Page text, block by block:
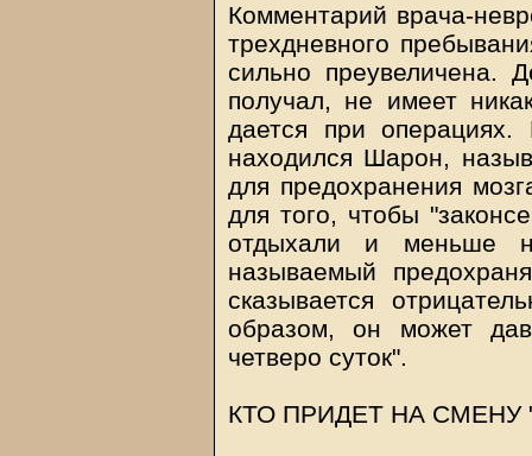
Комментарий врача-
трехдневного
сильно преувеличена.
получал, не имеет
дается при операциях.
находился Шарон,
для предохранения
для того, чтобы
отдыхали и меньше
называемый
сказывается
образом, он может
четверо суток".
КТО ПРИДЕТ НА СМЕНУ